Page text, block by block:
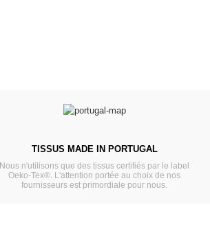
TISSUS MADE IN PORTUGAL
Nous n'utilisons que des tissus certifiés par le label
Oeko-Tex®. L'attention portée au choix de nos
fournisseurs est primordiale pour nous.